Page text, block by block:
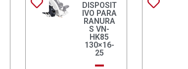
DISPOSIT
IVO PARA
RANURA
S VN-
HK85
130×16-
25